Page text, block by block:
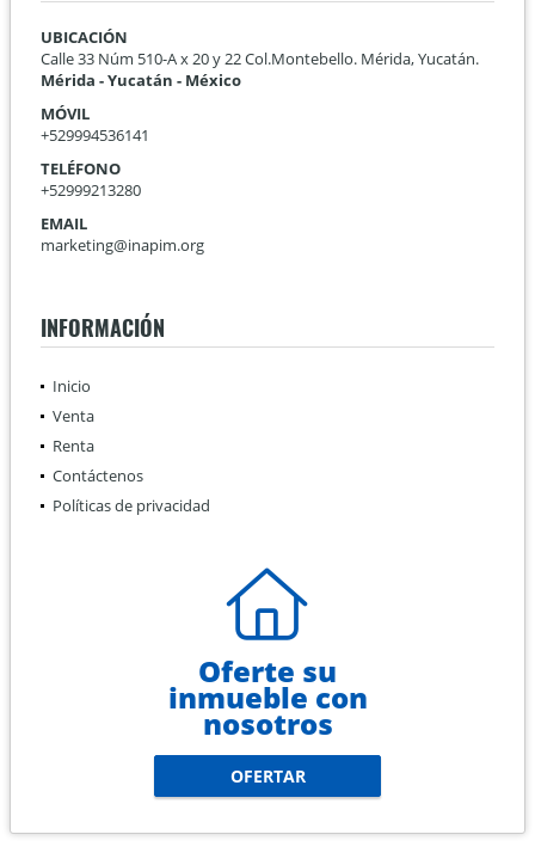
UBICACIÓN
Calle 33 Núm 510-A x 20 y 22 Col.Montebello. Mérida, Yucatán.
Mérida - Yucatán - México
MÓVIL
+529994536141
TELÉFONO
+52999213280
EMAIL
marketing@inapim.org
INFORMACIÓN
Inicio
Venta
Renta
Contáctenos
Políticas de privacidad
Oferte su
inmueble con
nosotros
OFERTAR